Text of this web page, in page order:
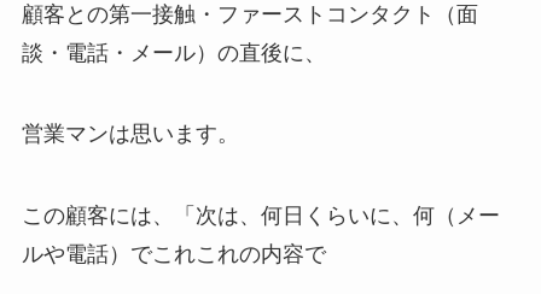
顧客との第一接触・ファーストコンタクト（面
談・電話・メール）の直後に、
営業マンは思います。
この顧客には、「次は、何日くらいに、何（メー
ルや電話）でこれこれの内容で